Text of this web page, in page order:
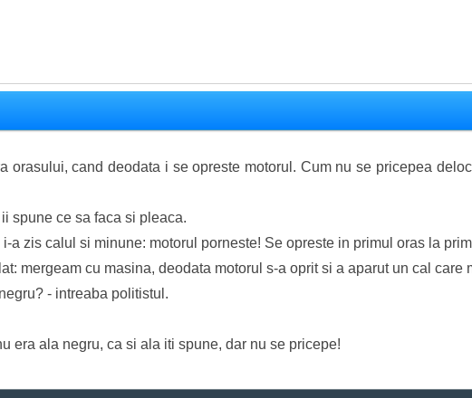
orasului, cand deodata i se opreste motorul. Cum nu se pricepea
spune ce sa faca si pleaca.
a zis calul si minune: motorul porneste! Se opreste in primul oras la
mergeam cu masina, deodata motorul s-a oprit si a aparut un cal care
- intreaba politistul.
era ala negru, ca si ala iti spune, dar nu se pricepe!